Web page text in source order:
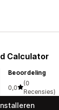
Calculator
Beoordeling
0,0
(0
Recensies)